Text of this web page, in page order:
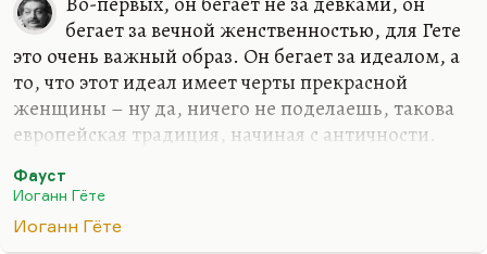
бегает за вечной женственностью, для Гете
это очень важный образ. Он бегает за идеалом, а
то, что этот идеал имеет черты прекрасной
женщины – ну да, ничего не поделаешь, такова
европейская традиция, начиная с античности.
не предмет его вожделения, это воплощение
воплощение земной жизни, поэтому она и
Фауст
Иоганн Гёте
Иоганн Гёте